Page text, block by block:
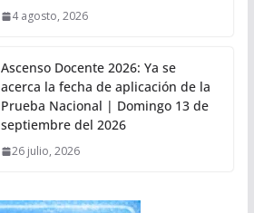
4 agosto, 2026
Ascenso Docente 2026: Ya se
acerca la fecha de aplicación de la
Prueba Nacional | Domingo 13 de
septiembre del 2026
26 julio, 2026